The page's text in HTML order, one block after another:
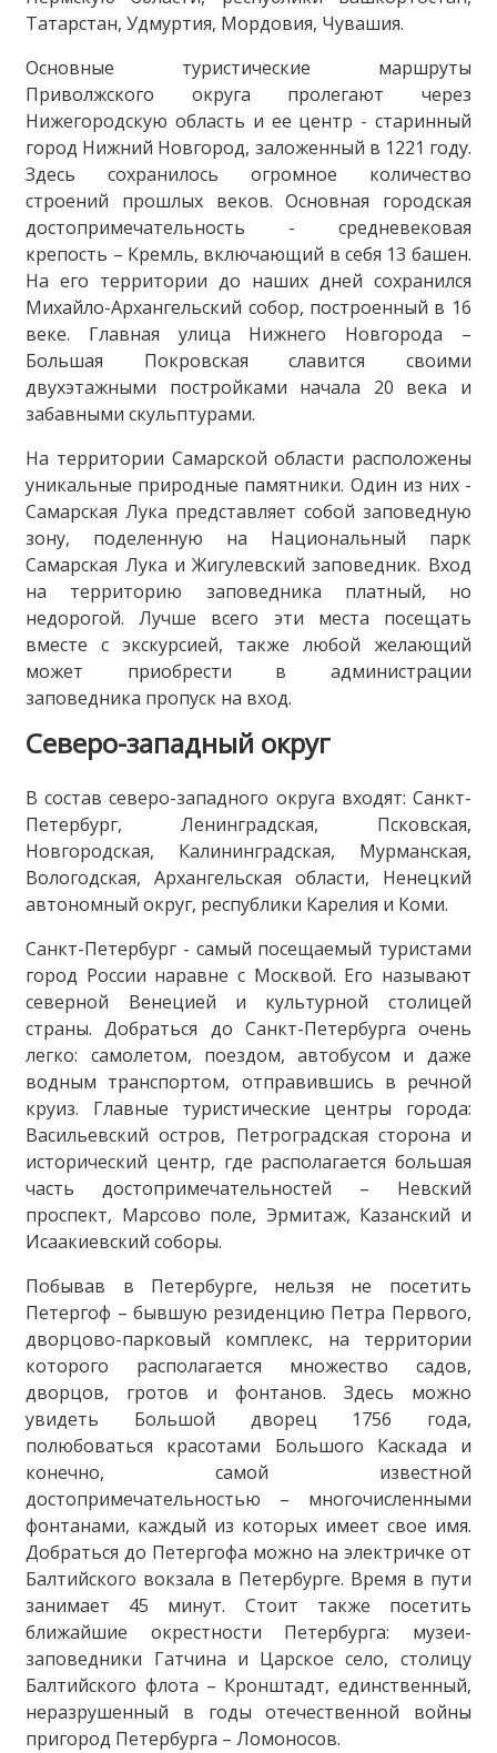
Татарстан, Удмуртия, Мордовия, Чувашия.
Основные туристические маршруты
Приволжского округа пролегают через
Нижегородскую область и ее центр - старинный
город Нижний Новгород, заложенный в 1221 году.
Здесь сохранилось огромное количество
строений прошлых веков. Основная городская
достопримечательность - средневековая
крепость – Кремль, включающий в себя 13 башен.
На его территории до наших дней сохранился
Михайло-Архангельский собор, построенный в 16
веке. Главная улица Нижнего Новгорода –
Большая Покровская славится своими
двухэтажными постройками начала 20 века и
забавными скульптурами.
На территории Самарской области расположены
уникальные природные памятники. Один из них -
Самарская Лука представляет собой заповедную
зону, поделенную на Национальный парк
Самарская Лука и Жигулевский заповедник. Вход
на территорию заповедника платный, но
недорогой. Лучше всего эти места посещать
вместе с экскурсией, также любой желающий
может приобрести в администрации
заповедника пропуск на вход.
Северо-западный округ
В состав северо-западного округа входят: Санкт-
Петербург, Ленинградская, Псковская,
Новгородская, Калининградская, Мурманская,
Вологодская, Архангельская области, Ненецкий
автономный округ, республики Карелия и Коми.
Санкт-Петербург - самый посещаемый туристами
город России наравне с Москвой. Его называют
северной Венецией и культурной столицей
страны. Добраться до Санкт-Петербурга очень
легко: самолетом, поездом, автобусом и даже
водным транспортом, отправившись в речной
круиз. Главные туристические центры города:
Васильевский остров, Петроградская сторона и
исторический центр, где располагается большая
часть достопримечательностей – Невский
проспект, Марсово поле, Эрмитаж, Казанский и
Исаакиевский соборы.
Побывав в Петербурге, нельзя не посетить
Петергоф – бывшую резиденцию Петра Первого,
дворцово-парковый комплекс, на территории
которого располагается множество садов,
дворцов, гротов и фонтанов. Здесь можно
увидеть Большой дворец 1756 года,
полюбоваться красотами Большого Каскада и
конечно, самой известной
достопримечательностью – многочисленными
фонтанами, каждый из которых имеет свое имя.
Добраться до Петергофа можно на электричке от
Балтийского вокзала в Петербурге. Время в пути
занимает 45 минут. Стоит также посетить
ближайшие окрестности Петербурга: музеи-
заповедники Гатчина и Царское село, столицу
Балтийского флота – Кронштадт, единственный,
неразрушенный в годы отечественной войны
пригород Петербурга – Ломоносов.